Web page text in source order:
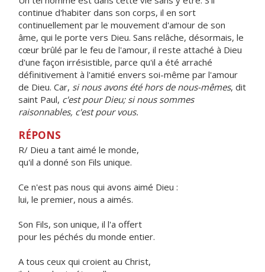
continue d'habiter dans son corps, il en sort
continuellement par le mouvement d'amour de son
âme, qui le porte vers Dieu. Sans relâche, désormais, le
cœur brûlé par le feu de l'amour, il reste attaché à Dieu
d'une façon irrésistible, parce qu'il a été arraché
définitivement à l'amitié envers soi-même par l'amour
de Dieu. Car, si nous avons été hors de nous-mêmes, dit
saint Paul, c'est pour Dieu; si nous sommes
raisonnables, c'est pour vous.
RÉPONS
R/ Dieu a tant aimé le monde,
qu'il a donné son Fils unique.
Ce n'est pas nous qui avons aimé Dieu :
lui, le premier, nous a aimés.
Son Fils, son unique, il l'a offert
pour les péchés du monde entier.
A tous ceux qui croient au Christ,